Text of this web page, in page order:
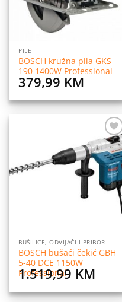
PILE
BOSCH kružna pila GKS
190 1400W Professional
379,99 KM
Dodaj
na
listu
želja
BUŠILICE, ODVIJAČI I PRIBOR
BOSCH bušaći čekić GBH
5-40 DCE 1150W
Professional
1.519,99 KM